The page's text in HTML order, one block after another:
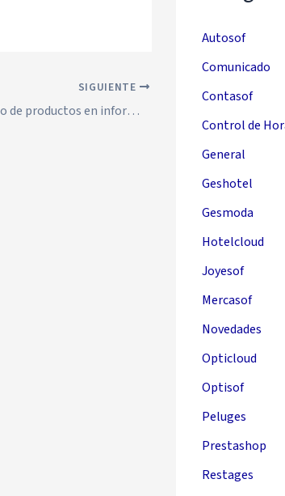
SIGUIENTE
Ganancia / Beneficio de productos en informes de ventas en Solincloud / Vestanube
Autosof
Comunicado
Contasof
Control de
General
Geshotel
Gesmoda
Hotelcloud
Joyesof
Mercasof
Novedades
Opticloud
Optisof
Peluges
Prestashop
Restages